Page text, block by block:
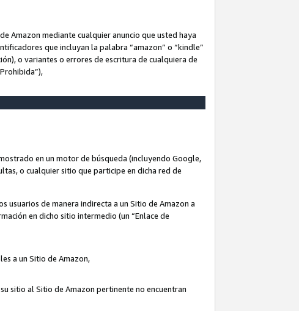
Amazon mediante cualquier anuncio que usted haya
que incluyan la palabra “amazon” o “kindle”
o variantes o errores de escritura de cualquiera de
en un motor de búsqueda (incluyendo Google,
o cualquier sitio que participe en dicha red de
usuarios de manera indirecta a un Sitio de Amazon a
en dicho sitio intermedio (un “Enlace de
a un Sitio de Amazon,
sitio al Sitio de Amazon pertinente no encuentran